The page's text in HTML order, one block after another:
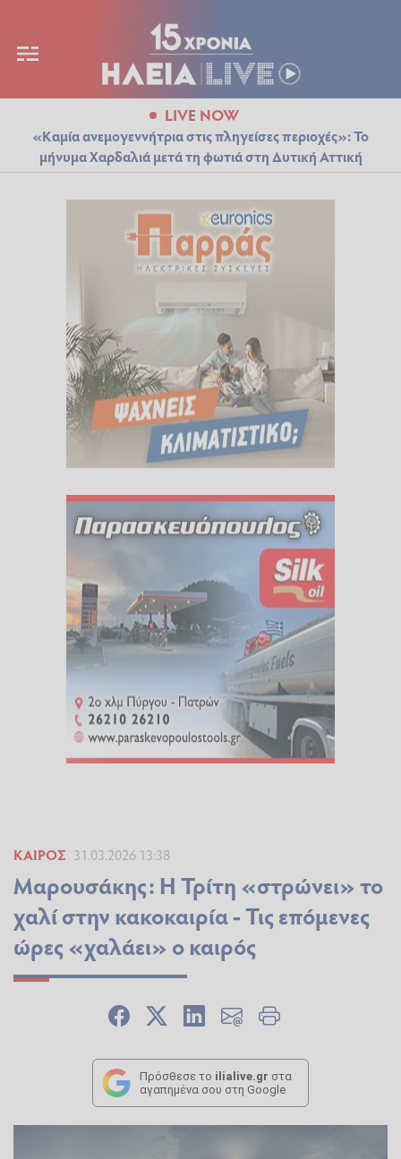
LIVE NOW
«Καμία ανεμογεννήτρια στις πληγείσες περιοχές»: Το
μήνυμα Χαρδαλιά μετά τη φωτιά στη Δυτική Αττική
ΚΑΙΡΌΣ 31.03.2026 13:38
Μαρουσάκης: Η Τρίτη «στρώνει» το
χαλί στην κακοκαιρία - Τις επόμενες
ώρες «χαλάει» ο καιρός
Πρόσθεσε το ilialive.gr στα
αγαπημένα σου στη Google